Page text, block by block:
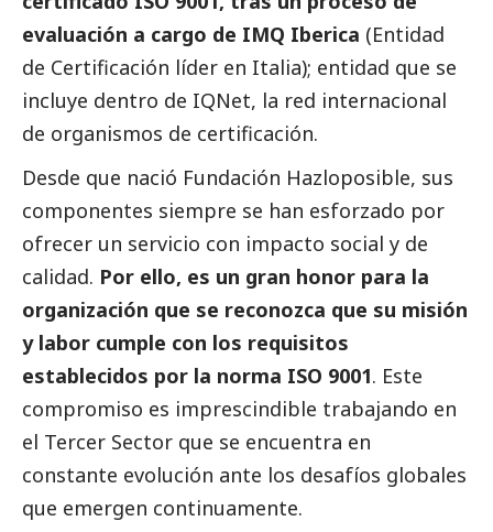
evaluación a cargo de IMQ Iberica (Entidad
de Certificación líder en Italia); entidad que se
incluye dentro de IQNet, la red internacional
de organismos de certificación.
Desde que nació Fundación Hazloposible, sus
componentes siempre se han esforzado por
ofrecer un servicio con impacto social y de
calidad. Por ello, es un gran honor para la
organización que se reconozca que su misión
y labor cumple con los requisitos
establecidos por la norma ISO 9001. Este
compromiso es imprescindible trabajando en
el Tercer Sector que se encuentra en
constante evolución ante los desafíos globales
que emergen continuamente.